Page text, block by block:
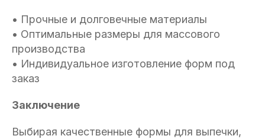
• Прочные и долговечные материалы
• Оптимальные размеры для массового
производства
• Индивидуальное изготовление форм под
заказ
Заключение
Выбирая качественные формы для выпечки,